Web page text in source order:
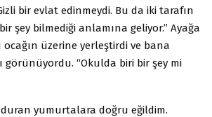
bir evlat edinmeydi. Bu da iki tarafın
şey bilmediği anlamına geliyor.” Ayağa
ocağın üzerine yerleştirdi ve bana
görünüyordu. “Okulda biri bir şey mi
duran yumurtalara doğru eğildim.